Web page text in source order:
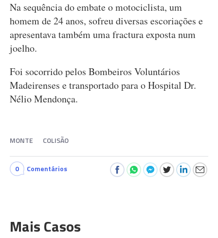
Na sequência do embate o motociclista, um
homem de 24 anos, sofreu diversas escoriações e
apresentava também uma fractura exposta num
joelho.
Foi socorrido pelos Bombeiros Voluntários
Madeirenses e transportado para o Hospital Dr.
Nélio Mendonça.
MONTE COLISÃO
0 Comentários
Mais Casos